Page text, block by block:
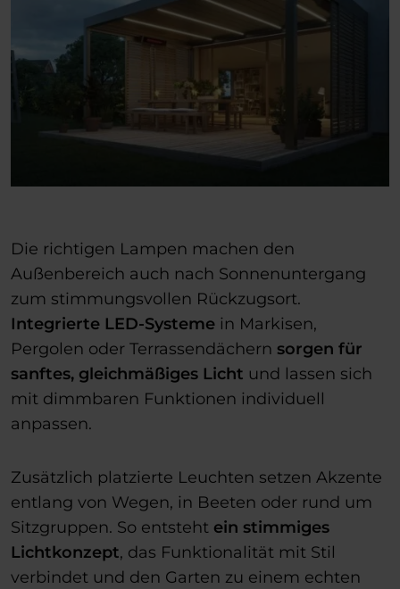
Die richtigen Lampen machen den
Außenbereich auch nach Sonnenuntergang
zum stimmungsvollen Rückzugsort.
Integrierte LED-Systeme in Markisen,
Pergolen oder Terrassendächern sorgen für
sanftes, gleichmäßiges Licht und lassen sich
mit dimmbaren Funktionen individuell
anpassen.
Zusätzlich platzierte Leuchten setzen Akzente
entlang von Wegen, in Beeten oder rund um
Sitzgruppen. So entsteht ein stimmiges
Lichtkonzept, das Funktionalität mit Stil
verbindet und den Garten zu einem echten